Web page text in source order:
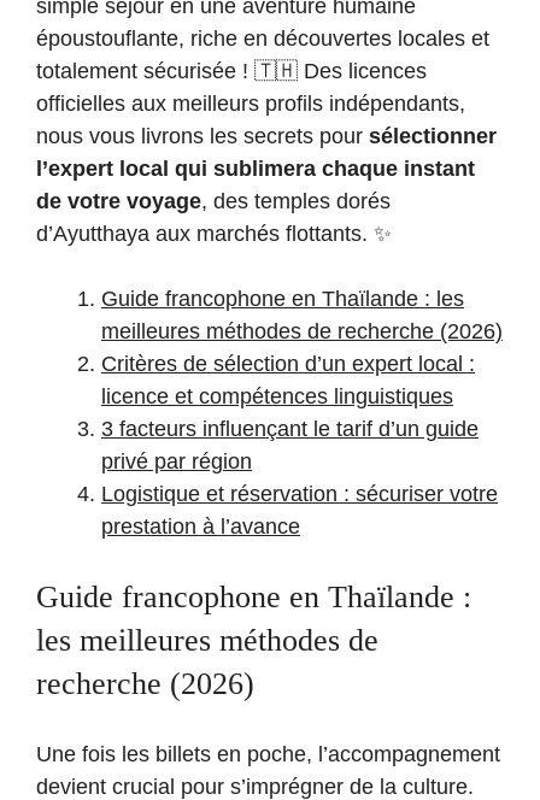
simple séjour en une aventure humaine
époustouflante, riche en découvertes locales et
totalement sécurisée ! 🇹🇭 Des licences
officielles aux meilleurs profils indépendants,
nous vous livrons les secrets pour sélectionner
l’expert local qui sublimera chaque instant
de votre voyage, des temples dorés
d’Ayutthaya aux marchés flottants. ✨
Guide francophone en Thaïlande : les
meilleures méthodes de recherche (2026)
Critères de sélection d’un expert local :
licence et compétences linguistiques
3 facteurs influençant le tarif d’un guide
privé par région
Logistique et réservation : sécuriser votre
prestation à l’avance
Guide francophone en Thaïlande :
les meilleures méthodes de
recherche (2026)
Une fois les billets en poche, l’accompagnement
devient crucial pour s’imprégner de la culture.